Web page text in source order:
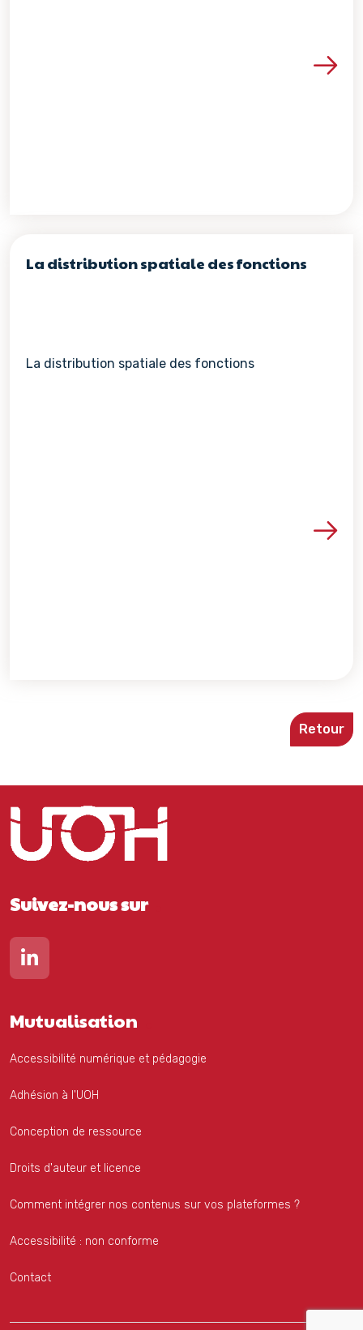
Voir les détails de la
La distribution spatiale des fonctions
La distribution spatiale des fonctions
Voir les détails de la
Retour
Suivez-nous sur
Lien vers notre page Linkedin
Mutualisation
Accessibilité numérique et pédagogie
Adhésion à l'UOH
Conception de ressource
Droits d'auteur et licence
Comment intégrer nos contenus sur vos plateformes ?
Accessibilité : non conforme
Contact